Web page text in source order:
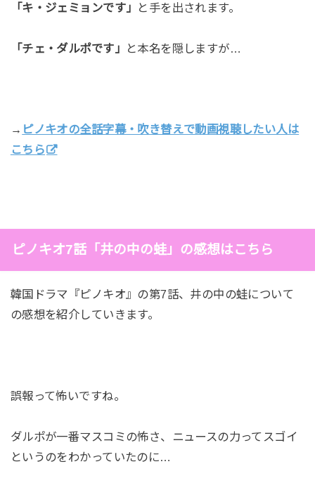
「キ・ジェミョンです」 と手を出されます。
「チェ・ダルポです」 と本名を隠しますが…
→ ピノキオの全話字幕・吹き替えで動画視聴したい人は
こちら
ピノキオ7話「井の中の蛙」の感想はこちら
韓国ドラマ『ピノキオ』の第7話、井の中の蛙について
の感想を紹介していきます。
誤報って怖いですね。
ダルポが一番マスコミの怖さ、ニュースの力ってスゴイ
というのをわかっていたのに…